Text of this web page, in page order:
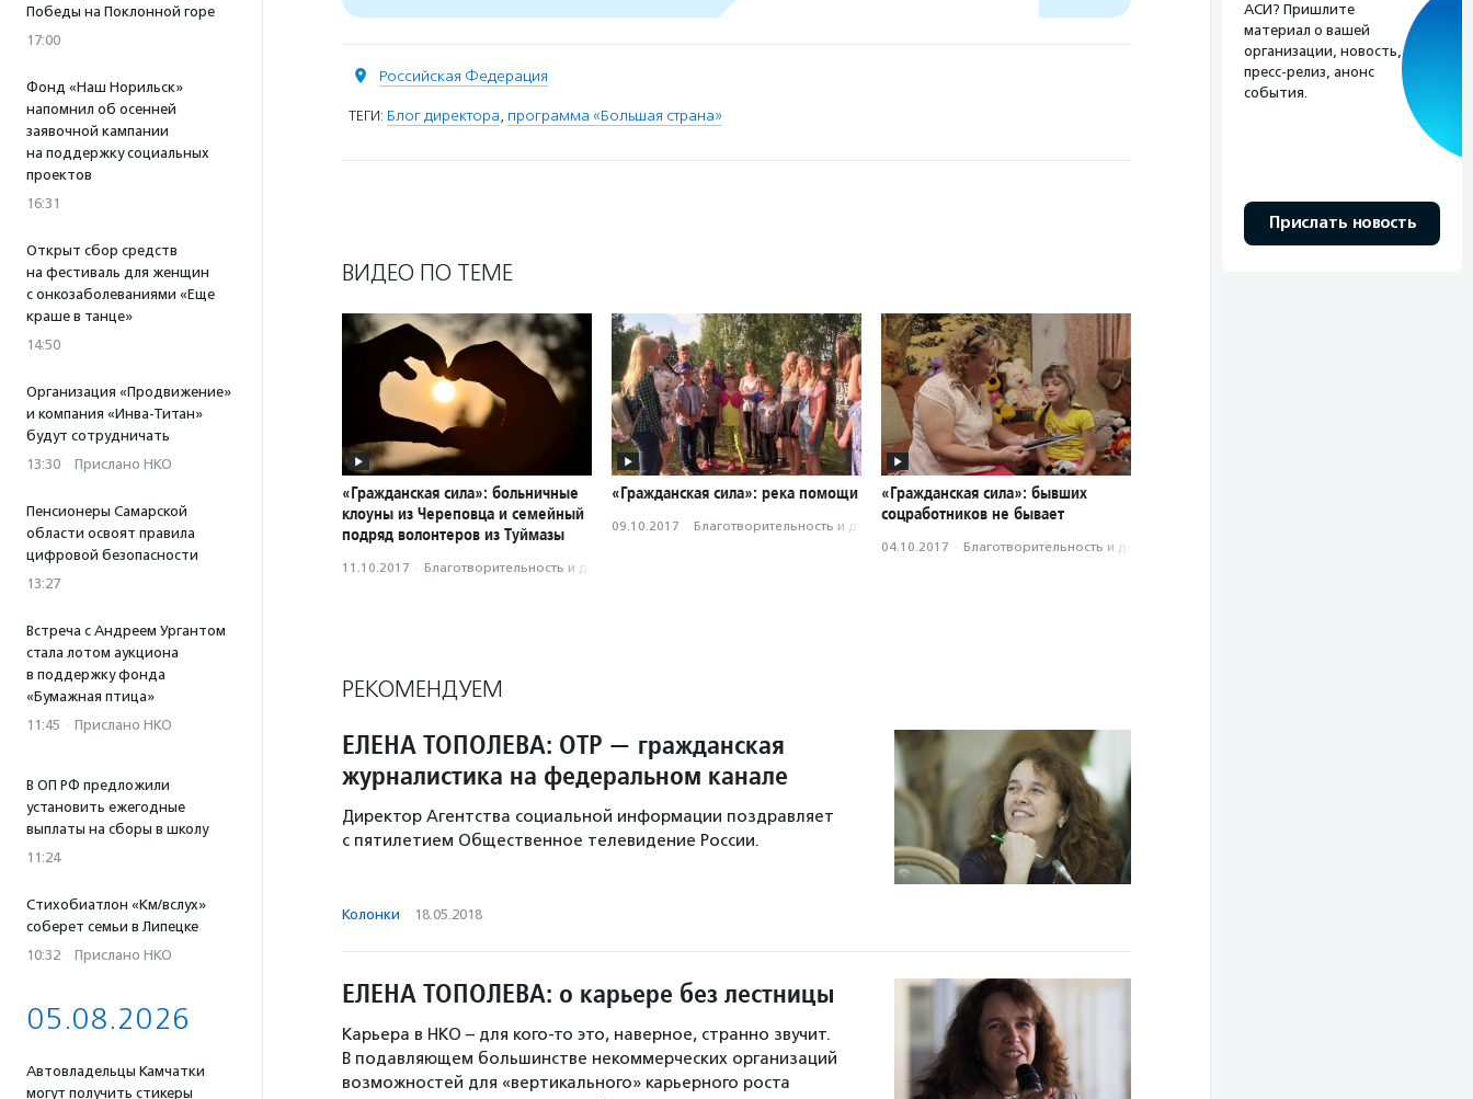
Победы на Поклонной горе
17:00
Фонд «Наш Норильск»
напомнил об осенней
заявочной кампании
на поддержку социальных
проектов
16:31
Открыт сбор средств
на фестиваль для женщин
с онкозаболеваниями «Еще
краше в танце»
14:50
Организация «Продвижение»
и компания «Инва-Титан»
будут сотрудничать
13:30 · Прислано НКО
Пенсионеры Самарской
области освоят правила
цифровой безопасности
13:27
Встреча с Андреем Ургантом
стала лотом аукциона
в поддержку фонда
«Бумажная птица»
11:45 · Прислано НКО
В ОП РФ предложили
установить ежегодные
выплаты на сборы в школу
11:24
Стихобиатлон «Км/вслух»
соберет семьи в Липецке
10:32 · Прислано НКО
05.08.2026
Автовладельцы Камчатки
могут получить стикеры
Российская Федерация
ТЕГИ: Блог директора, программа «Большая страна»
ВИДЕО ПО ТЕМЕ
«Гражданская сила»: больничные
клоуны из Череповца и семейный
подряд волонтеров из Туймазы
11.10.2017 · Благотвори­тель­ность и доброволь­чест­во
«Гражданская сила»: река помощи
09.10.2017 · Благотвори­тель­ность и доброволь­чест­во
«Гражданская сила»: бывших
соцработников не бывает
04.10.2017 · Благотвори­тель­ность и доброволь­чест­во
РЕКОМЕНДУЕМ
ЕЛЕНА ТОПОЛЕВА: ОТР — гражданская
журналистика на федеральном канале
Директор Агентства социальной информации поздравляет
с пятилетием Общественное телевидение России.
Колонки · 18.05.2018
ЕЛЕНА ТОПОЛЕВА: о карьере без лестницы
Карьера в НКО – для кого-то это, наверное, странно звучит.
В подавляющем большинстве некоммерческих организаций
возможностей для «вертикального» карьерного роста
АСИ? Пришлите
материал о вашей
организации, новость,
пресс-релиз, анонс
события.
Прислать новость